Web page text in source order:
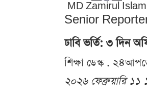
MD Zamirul Islam
Senior
ঢাবি ভর্তি: ৩ দিন
শিক্ষা ডেস্ক .
২০২৬ ফেব্রুয়ারি